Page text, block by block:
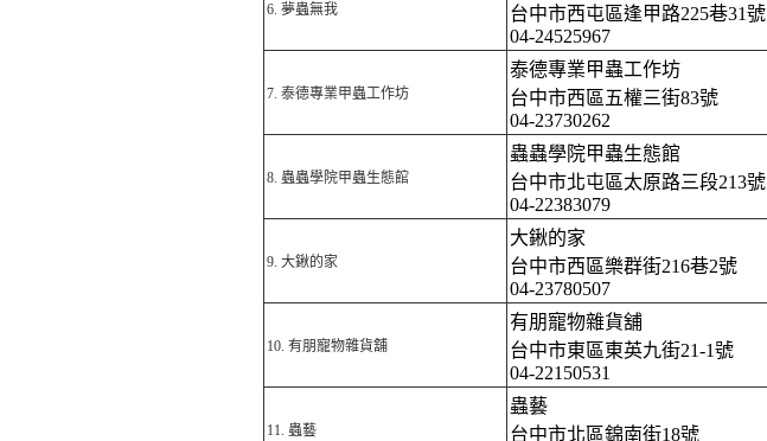
6. 夢蟲無我
台中市西屯區逢甲路225巷31號
04-24525967
7. 泰德專業甲蟲工作坊
泰德專業甲蟲工作坊
台中市西區五權三街83號
04-23730262
8. 蟲蟲學院甲蟲生態館
蟲蟲學院甲蟲生態館
台中市北屯區太原路三段213號
04-22383079
9. 大鍬的家
大鍬的家
台中市西區樂群街216巷2號
04-23780507
10. 有朋寵物雜貨舖
有朋寵物雜貨舖
台中市東區東英九街21-1號
04-22150531
11. 蟲藝
蟲藝
台中市北區錦南街18號